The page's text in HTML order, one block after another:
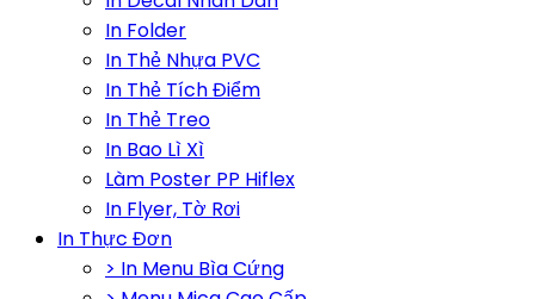
In Folder
In Thẻ Nhựa PVC
In Thẻ Tích Điểm
In Thẻ Treo
In Bao Lì Xì
Làm Poster PP Hiflex
In Flyer, Tờ Rơi
In Thực Đơn
> In Menu Bìa Cứng